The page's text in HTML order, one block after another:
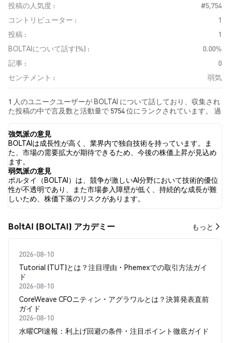
投稿の人気度 :
#5,754
コントリビューター :
1
投稿 :
1
BOLTAIについて話す(%) :
0.00%
記事 :
0
センチメント :
弱気
1 人のユニークユーザーが BOLTAI について話しており、収集され
た投稿の中で言及数と活動量で 5754 位にランクされています。 過
感情は 弱気 でした。 最後に、BOLTAI に関するニュース記事が 0
件公開されました。 Twitterでは、100.00% のツイートが強気の感
情を示し、0.00% のツイートが弱気の感情を示しました。 0.00%
のツイートは BOLTAI に対して中立的でした。 これらの感情分析
は 1 件のツイートに基づいています。
強気派の意見
BOLTAIは成長性が高く、業界内で独自技術を持っています。ま
た、市場の需要拡大が期待できるため、今後の株価上昇が見込め
ます。
弱気派の意見
ボルタイ（BOLTAI）は、競争が激しいAI分野において技術的優位
性が不透明であり、また市場参入障壁が低く、持続的な成長が難
しいため、株価下落のリスクがあります。
BoltAI (BOLTAI) アカデミー もっと
2026-08-10
Tutorial (TUT)とは？注目理由・Phemexでの取引方法ガイ
ド
2026-08-10
CoreWeave CFOニティン・アグラワルとは？決算発表直前
ガイド
2026-08-10
水曜CPI速報：利上げ回避の条件・注目ポイント徹底ガイド